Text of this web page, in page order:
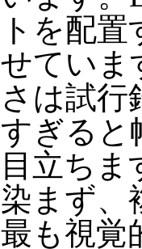
トを配
せていま
さは試行
すぎると
目立ち
染まず、
最も視覚